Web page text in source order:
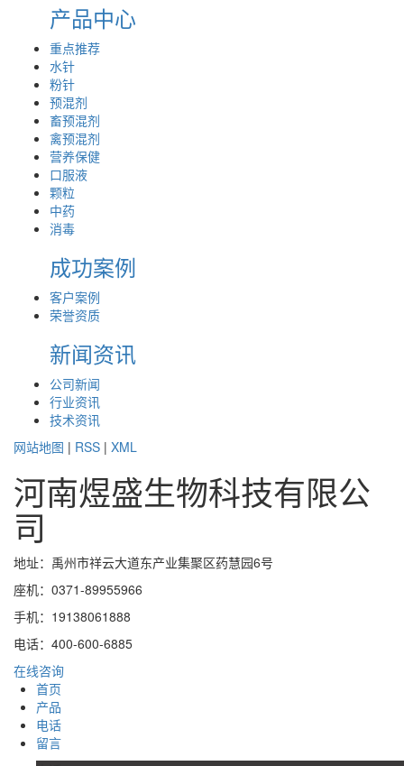
产品中心
重点推荐
水针
粉针
预混剂
畜预混剂
禽预混剂
营养保健
口服液
颗粒
中药
消毒
成功案例
客户案例
荣誉资质
新闻资讯
公司新闻
行业资讯
技术资讯
网站地图 | RSS | XML
河南煜盛生物科技有限公
司
地址：禹州市祥云大道东产业集聚区药慧园6号
座机：0371-89955966
手机：19138061888
电话：400-600-6885
在线咨询
首页
产品
电话
留言